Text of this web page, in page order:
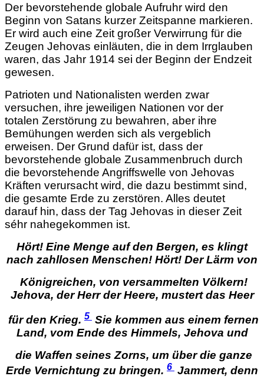
Der bevorstehende globale Aufruhr wird den
Beginn von Satans kurzer Zeitspanne markieren.
Er wird auch eine Zeit großer Verwirrung für die
Zeugen Jehovas einläuten, die in dem Irrglauben
waren, das Jahr 1914 sei der Beginn der Endzeit
gewesen.
Patrioten und Nationalisten werden zwar
versuchen, ihre jeweiligen Nationen vor der
totalen Zerstörung zu bewahren, aber ihre
Bemühungen werden sich als vergeblich
erweisen. Der Grund dafür ist, dass der
bevorstehende globale Zusammenbruch durch
die bevorstehende Angriffswelle von Jehovas
Kräften verursacht wird, die dazu bestimmt sind,
die gesamte Erde zu zerstören. Alles deutet
darauf hin, dass der Tag Jehovas in dieser Zeit
séhr nahegekommen ist.
Hört! Eine Menge auf den Bergen, es klingt
nach zahllosen Menschen! Hört! Der Lärm von
Königreichen, von versammelten Völkern!
Jehova, der Herr der Heere, mustert das Heer
für den Krieg. 5 Sie kommen aus einem fernen
Land, vom Ende des Himmels, Jehova und
die Waffen seines Zorns, um über die ganze
Erde Vernichtung zu bringen. 6 Jammert, denn